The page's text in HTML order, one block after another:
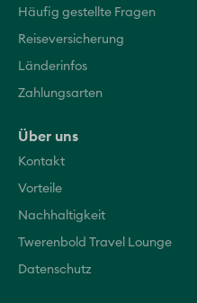
Häufig gestellte Fragen
Reiseversicherung
Länderinfos
Zahlungsarten
Über uns
Kontakt
Vorteile
Nachhaltigkeit
Twerenbold Travel Lounge
Datenschutz